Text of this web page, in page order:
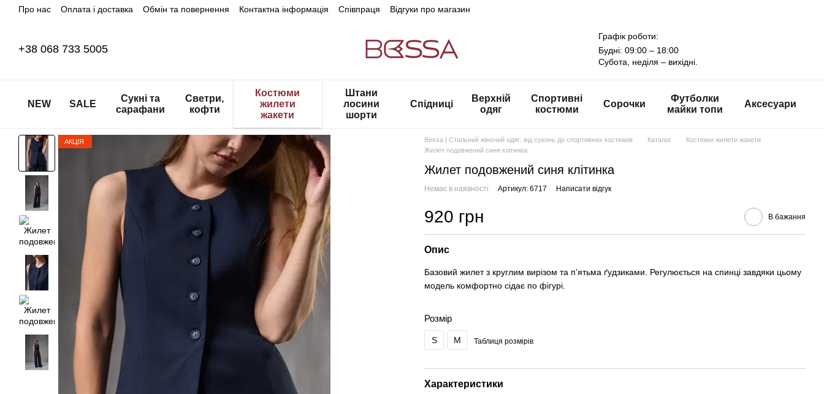
Перейти до основного контенту
Про нас Оплата і доставка Обмін та повернення Контактна інформація Співпраця Відгуки про магазин
+38 068 733 5005
Графік роботи:
Будні: 09:00 – 18:00
Субота, неділя – вихідні.
NEW SALE
Сукні та
сарафани
Светри,
кофти
Костюми
жилети
жакети
Штани
лосини
шорти
Спідниці
Верхній
одяг
Спортивні
костюми
Сорочки
Футболки
майки топи
Аксесуари
АКЦІЯ Bessa | Стильний жіночий одяг: від суконь до спортивних костюмів Каталог
Костюми жилети жакети
Жилет подовжений синя клітинка
Жилет подовжений синя клітинка
Немає в наявності Артикул: 6717 Написати відгук
920 грн В бажання
Опис
Базовий жилет з круглим вирізом та п’ятьма ґудзиками. Регулюється на спинці завдяки цьому
модель комфортно сідає по фігурі.
Розмір
S M Таблиця розмірів
Характеристики